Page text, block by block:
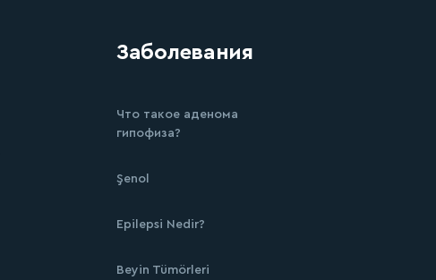
Заболевания
Что такое аденома
гипофиза?
Şenol
Epilepsi Nedir?
Beyin Tümörleri